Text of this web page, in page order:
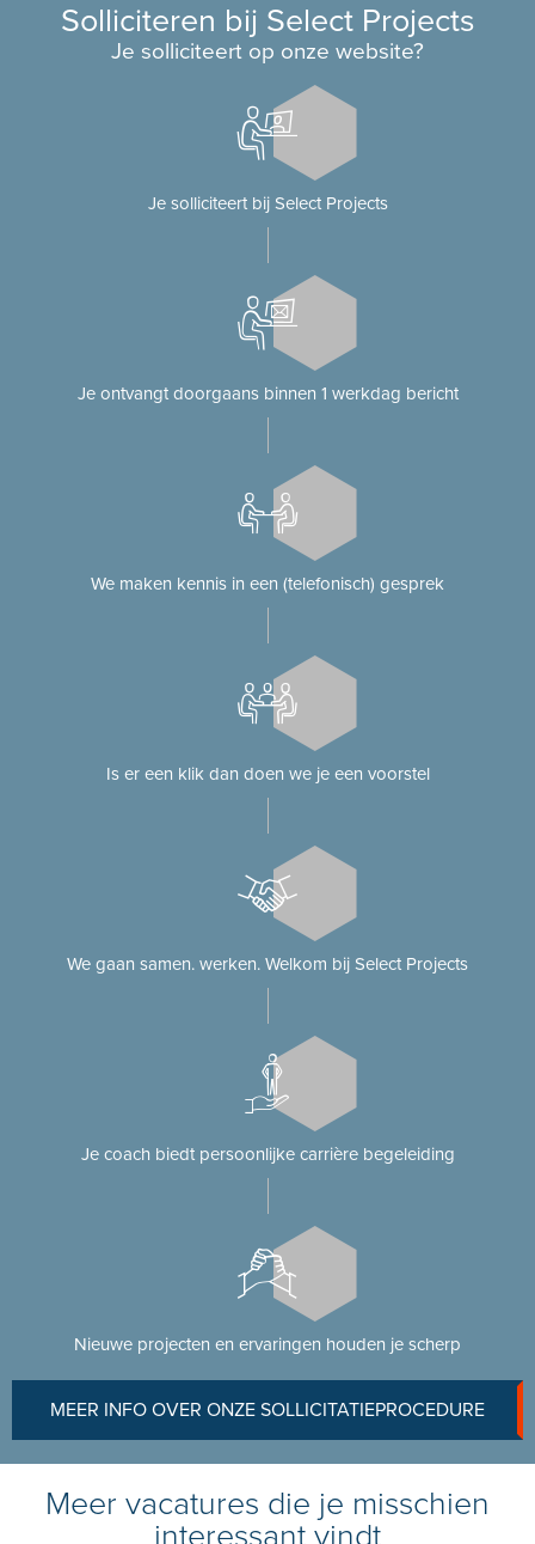
Solliciteren bij Select Projects
Je solliciteert op onze website?
Je solliciteert bij Select Projects
Je ontvangt doorgaans binnen 1 werkdag bericht
We maken kennis in een (telefonisch) gesprek
Is er een klik dan doen we je een voorstel
We gaan samen. werken. Welkom bij Select Projects
Je coach biedt persoonlijke carrière begeleiding
Nieuwe projecten en ervaringen houden je scherp
MEER INFO OVER ONZE SOLLICITATIEPROCEDURE
Meer vacatures die je misschien